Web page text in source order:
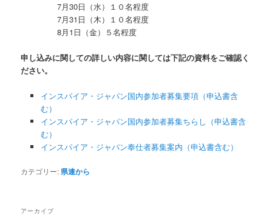
7月30日（水）１０名程度
7月31日（木）１０名程度
8月1日（金）５名程度
申し込みに関しての詳しい内容に関しては下記の資料をご確認く
ださい。
インスパイア・ジャパン国内参加者募集要項（申込書含
む）
インスパイア・ジャパン国内参加者募集ちらし（申込書含
む）
インスパイア・ジャパン奉仕者募集案内（申込書含む）
カテゴリー:県連から
アーカイブ